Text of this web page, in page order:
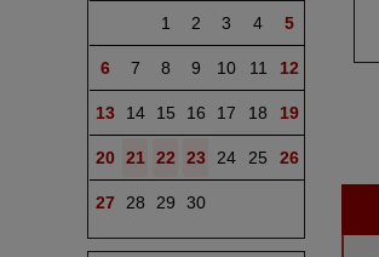
1 2 3 4 5
6 7 8 9 10 11 12
13 14 15 16 17 18 19
20 21 22 23 24 25 26
27 28 29 30